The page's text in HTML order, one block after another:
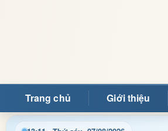
Trang chủ Giới thiệu